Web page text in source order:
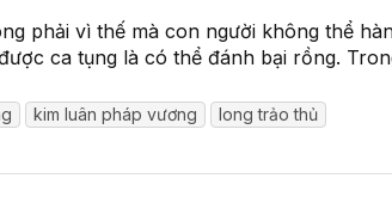
phải vì thế mà con người không thể
ca tụng là có thể đánh bại rồng.
kim luân pháp vương
long trảo thủ